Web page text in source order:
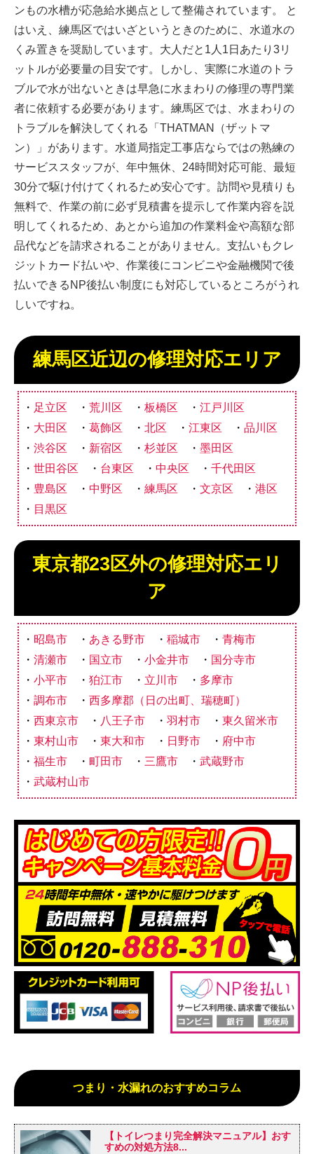
ンもの水槽が応急給水拠点として整備されています。 と
はいえ、練馬区ではいざというときのために、水道水の
くみ置きを奨励しています。大人だと1人1日あたり3リ
ットルが必要量の目安です。しかし、実際に水道のトラ
ブルで水が出ないときは早急に水まわりの修理の専門業
者に依頼する必要があります。練馬区では、水まわりの
トラブルを解決してくれる「THATMAN（ザットマ
ン）」があります。水道局指定工事店ならではの熟練の
サービススタッフが、年中無休、24時間対応可能、最短
30分で駆け付けてくれるため安心です。訪問や見積りも
無料で、作業の前に必ず見積書を提示して作業内容を説
明してくれるため、あとから追加の作業料金や高額な部
品代などを請求されることがありません。支払いもクレ
ジットカード払いや、作業後にコンビニや金融機関で後
払いできるNP後払い制度にも対応しているところがうれ
しいですね。
練馬区近辺の修理対応エリア
足立区 荒川区 板橋区
江戸川区
大田区
葛飾区 北区 江東区
品川区
渋谷区
新宿区 杉並区
墨田区
世田谷区
台東区 中央区
千代田区
豊島区
中野区 練馬区 文京区
港区
目黒区
東京都23区外の修理対応エリ
ア
昭島市 あきる野市 稲城市
青梅市
清瀬市
国立市 小金井市
国分寺市
小平市
狛江市 立川市
多摩市
調布市
西多摩郡（日の出町、瑞穂町）
西東京市
八王子市 羽村市
東久留米市
東村山市
東大和市 日野市
府中市
福生市
町田市 三鷹市
武蔵野市
武蔵村山市
つまり・水漏れのおすすめコラム
【トイレつまり完全解決マニュアル】おす
すめの対処方法8...